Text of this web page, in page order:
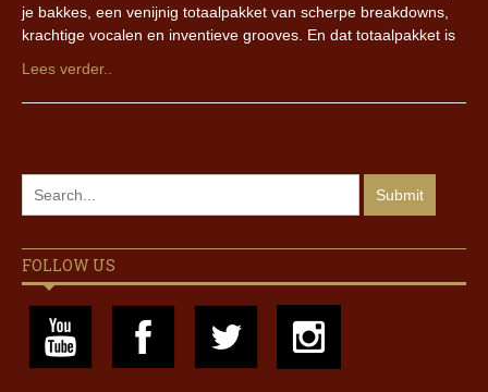
je bakkes, een venijnig totaalpakket van scherpe breakdowns,
krachtige vocalen en inventieve grooves. En dat totaalpakket is
Lees verder..
FOLLOW US